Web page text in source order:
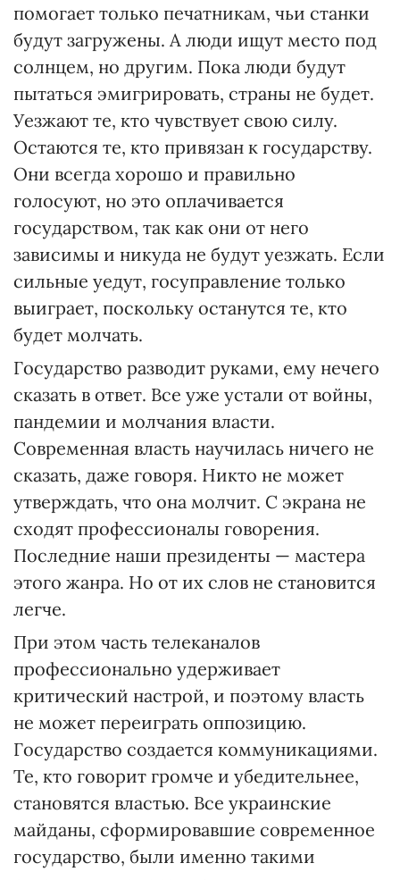
помогает только печатникам, чьи станки
будут загружены. А люди ищут место под
солнцем, но другим. Пока люди будут
пытаться эмигрировать, страны не будет.
Уезжают те, кто чувствует свою силу.
Остаются те, кто привязан к государству.
Они всегда хорошо и правильно
голосуют, но это оплачивается
государством, так как они от него
зависимы и никуда не будут уезжать. Если
сильные уедут, госуправление только
выиграет, поскольку останутся те, кто
будет молчать.
Государство разводит руками, ему нечего
сказать в ответ. Все уже устали от войны,
пандемии и молчания власти.
Современная власть научилась ничего не
сказать, даже говоря. Никто не может
утверждать, что она молчит. С экрана не
сходят профессионалы говорения.
Последние наши президенты — мастера
этого жанра. Но от их слов не становится
легче.
При этом часть телеканалов
профессионально удерживает
критический настрой, и поэтому власть
не может переиграть оппозицию.
Государство создается коммуникациями.
Те, кто говорит громче и убедительнее,
становятся властью. Все украинские
майданы, сформировавшие современное
государство, были именно такими